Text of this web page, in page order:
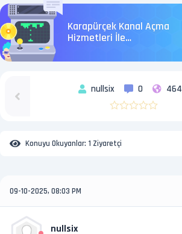
Karapürçek Kanal Açma
Hizmetleri İle
nullsix 0 464
Konuyu Okuyanlar: 1 Ziyaretçi
09-10-2025, 08:03 PM
nullsix